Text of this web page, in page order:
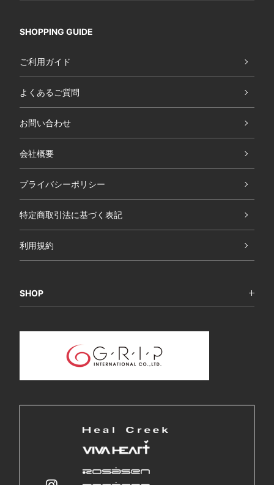
SHOPPING GUIDE
ご利用ガイド
よくあるご質問
お問い合わせ
会社概要
プライバシーポリシー
特定商取引法に基づく表記
利用規約
SHOP